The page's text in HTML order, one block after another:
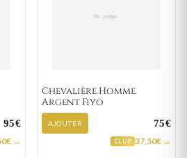
95€
→
Chevalière Homme
Argent Fiyo
AJOUTER 75€
CLUB 37,50€ →